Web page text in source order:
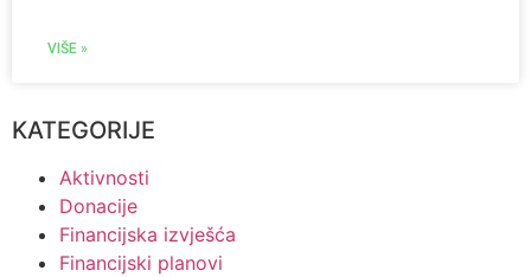
VIŠE »
KATEGORIJE
Aktivnosti
Donacije
Financijska izvješća
Financijski planovi